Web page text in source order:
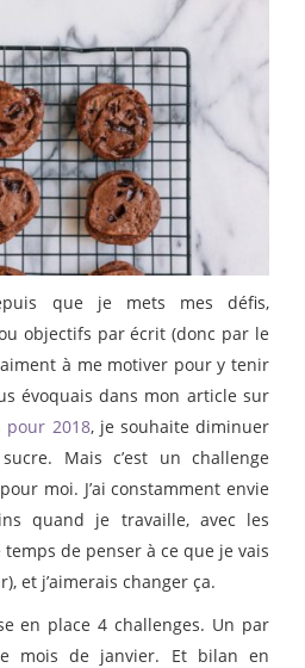
que je mets mes défis,
objectifs par écrit (donc par le
à me motiver pour y tenir
évoquais dans mon article sur
pour 2018, je souhaite diminuer
Mais c’est un challenge
moi. J’ai constamment envie
quand je travaille, avec les
temps de penser à ce que je vais
et j’aimerais changer ça.
en place 4 challenges. Un par
mois de janvier. Et bilan en